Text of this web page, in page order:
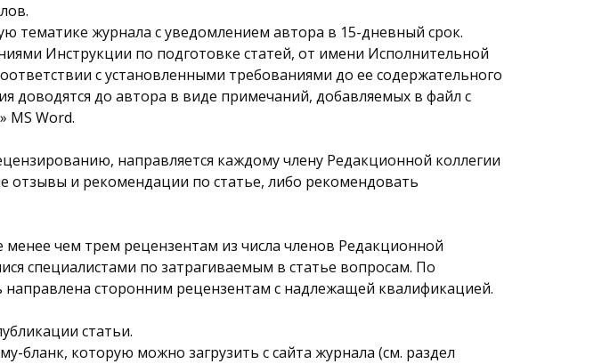
тематике журнала с уведомлением автора в 15-дневный срок.
Инструкции по подготовке статей, от имени Исполнительной
с установленными требованиями до ее содержательного
до автора в виде примечаний, добавляемых в файл с
MS Word.
направляется каждому члену Редакционной коллегии
отзывы и рекомендации по статье, либо рекомендовать
менее чем трем рецензентам из числа членов Редакционной
специалистами по затрагиваемым в статье вопросам. По
сторонним рецензентам с надлежащей квалификацией.
статьи.
которую можно загрузить с сайта журнала (см. раздел